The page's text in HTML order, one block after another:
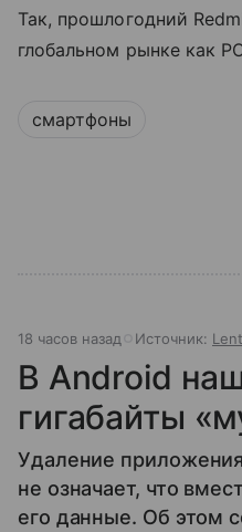
Так, прошлогодний
глобальном рынке как
смартфоны
18 часов назад Источник:
В Android
гигабайты
Удаление
не означает, что
его данные. Об этом